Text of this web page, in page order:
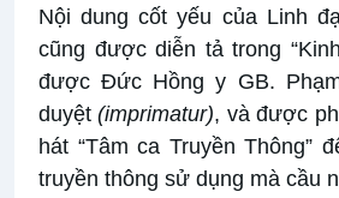
Nội dung cốt yếu của Linh
cũng được diễn tả trong
được Đức Hồng y GB.
duyệt(imprimatur), và được
hát “Tâm ca Truyền Thông”
truyền thông sử dụng mà cầu